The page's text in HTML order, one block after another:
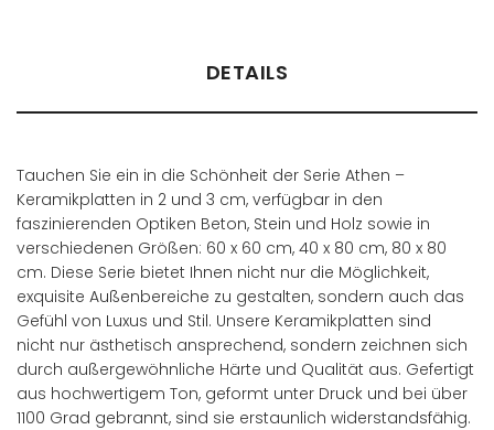
DETAILS
Tauchen Sie ein in die Schönheit der Serie Athen –
Keramikplatten in 2 und 3 cm, verfügbar in den
faszinierenden Optiken Beton, Stein und Holz sowie in
verschiedenen Größen: 60 x 60 cm, 40 x 80 cm, 80 x 80
cm. Diese Serie bietet Ihnen nicht nur die Möglichkeit,
exquisite Außenbereiche zu gestalten, sondern auch das
Gefühl von Luxus und Stil. Unsere Keramikplatten sind
nicht nur ästhetisch ansprechend, sondern zeichnen sich
durch außergewöhnliche Härte und Qualität aus. Gefertigt
aus hochwertigem Ton, geformt unter Druck und bei über
1100 Grad gebrannt, sind sie erstaunlich widerstandsfähig.